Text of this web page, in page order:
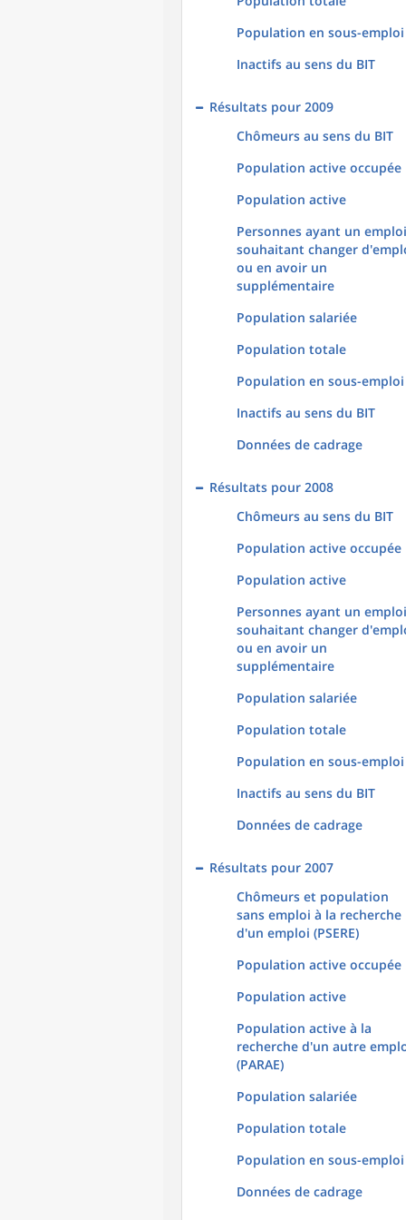
Population en sous-emploi
Inactifs au sens du BIT
Résultats pour 2009
Chômeurs au sens du BIT
Population active occupée
Population active
Personnes ayant un
souhaitant changer
ou en avoir un
supplémentaire
Population salariée
Population totale
Population en sous-emploi
Inactifs au sens du BIT
Données de cadrage
Résultats pour 2008
Chômeurs au sens du BIT
Population active occupée
Population active
Personnes ayant un
souhaitant changer
ou en avoir un
supplémentaire
Population salariée
Population totale
Population en sous-emploi
Inactifs au sens du BIT
Données de cadrage
Résultats pour 2007
Chômeurs et population
sans emploi à la recherche
d'un emploi (PSERE)
Population active occupée
Population active
Population active à la
recherche d'un autre
(PARAE)
Population salariée
Population totale
Population en sous-emploi
Données de cadrage